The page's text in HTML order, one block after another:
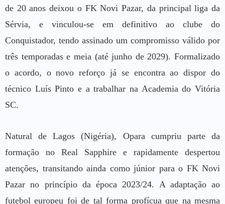
de 20 anos deixou o FK Novi Pazar, da principal liga da
Sérvia, e vinculou-se em definitivo ao clube do
Conquistador, tendo assinado um compromisso válido por
três temporadas e meia (até junho de 2029). Formalizado
o acordo, o novo reforço já se encontra ao dispor do
técnico Luís Pinto e a trabalhar na Academia do Vitória
SC.
Natural de Lagos (Nigéria), Opara cumpriu parte da
formação no Real Sapphire e rapidamente despertou
atenções, transitando ainda como júnior para o FK Novi
Pazar no princípio da época 2023/24. A adaptação ao
futebol europeu foi de tal forma profícua que na mesma